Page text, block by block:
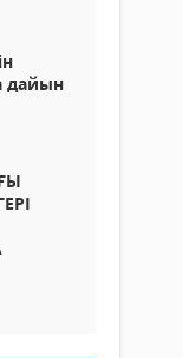
дайын